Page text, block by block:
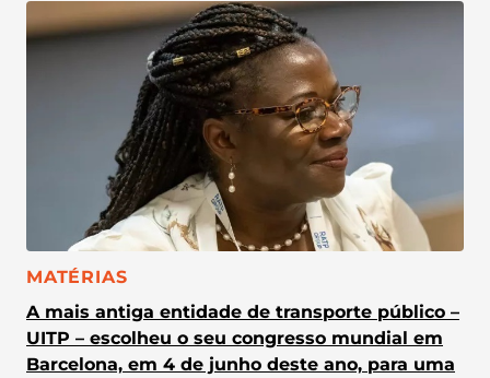
CATEGORIA:
MATÉRIAS
A mais antiga entidade de transporte público –
UITP – escolheu o seu congresso mundial em
Barcelona, em 4 de junho deste ano, para uma